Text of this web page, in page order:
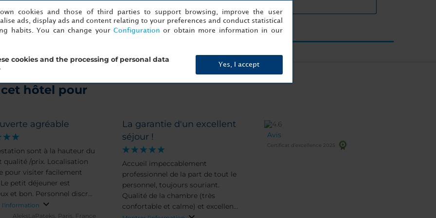
Carácteristiques des salles
hôtel pour
agréable
sont à la hauteur du
qualité /prix. Localisation
pour visiter facilement
petit déjeuner est
et bon. Personnel discret
Literie
l'information
AleksLaPateks.
Paris, France
La garantie d'un excellent
séjour !
Accueil impeccablement
professionnel de la part de tout le
personnel, toujours souriant.
Qualité de la chambre (très
confortable et calme) et excellence
Avis
Certificat d’excellence 2025
cookies and those of third parties to support browsing, improve the user
ads, display ads and content relating to your preferences and conduct statistical
habits. You can change your Configuration or obtain more information in our
cookies and the processing of personal data
Yes, I accept